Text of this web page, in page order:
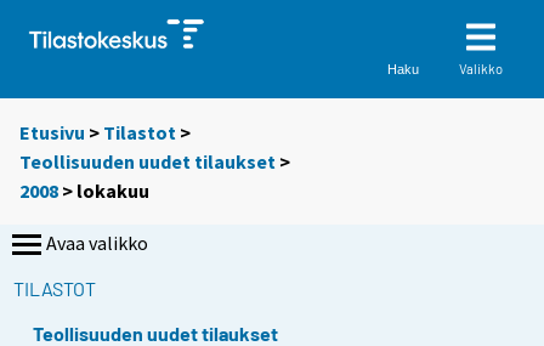
Haku Valikko
Etusivu > Tilastot >
Teollisuuden uudet tilaukset >
2008 > lokakuu
Avaa valikko
TILASTOT
Teollisuuden uudet tilaukset